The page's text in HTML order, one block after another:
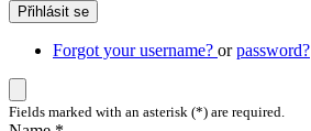
Přihlásit se
Forgot your username? orpassword?
Fields marked with an asterisk (*) are required.